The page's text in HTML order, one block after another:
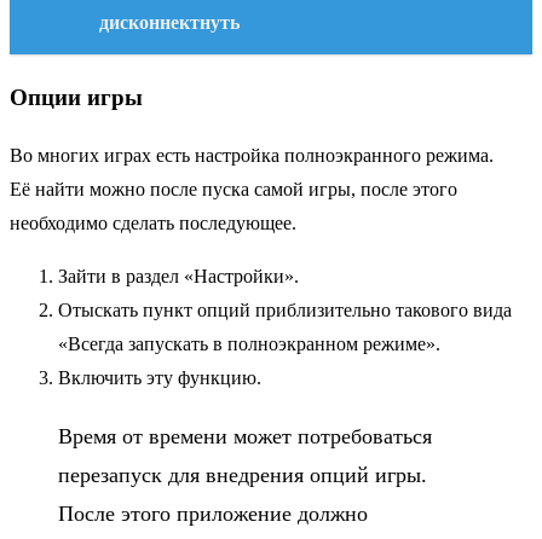
дисконнектнуть
Опции игры
Во многих играх есть настройка полноэкранного режима.
Её найти можно после пуска самой игры, после этого
необходимо сделать последующее.
Зайти в раздел «Настройки».
Отыскать пункт опций приблизительно такового вида
«Всегда запускать в полноэкранном режиме».
Включить эту функцию.
Время от времени может потребоваться
перезапуск для внедрения опций игры.
После этого приложение должно